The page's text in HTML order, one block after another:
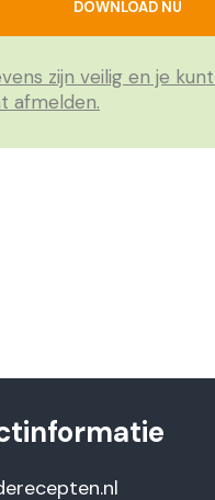
zijn veilig en je
afmelden.